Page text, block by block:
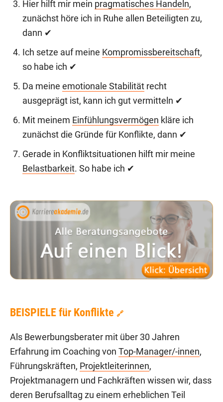
Hier hilft mir mein pragmatisches Handeln,
zunächst höre ich in Ruhe allen Beteiligten zu,
dann ✔
Ich setze auf meine Kompromissbereitschaft,
so habe ich ✔
Da meine emotionale Stabilität recht
ausgeprägt ist, kann ich gut vermitteln ✔
Mit meinem Einfühlungsvermögen kläre ich
zunächst die Gründe für Konflikte, dann ✔
Gerade in Konfliktsituationen hilft mir meine
Belastbarkeit. So habe ich ✔
BEISPIELE für Konflikte 🔗
Als Bewerbungsberater mit über 30 Jahren
Erfahrung im Coaching von Top-Manager/-innen,
Führungskräften, Projektleiterinnen,
Projektmanagern und Fachkräften wissen wir, dass
deren Berufsalltag zu einem erheblichen Teil